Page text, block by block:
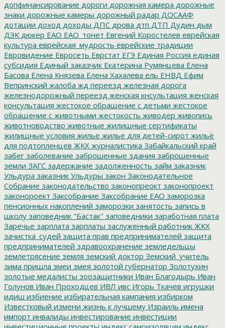
допфинансирование дороги дорожная камера дорожные
знаки дорожные камеры дорожный радар ДОСААФ
дотации доход доходы ДПС дрова дтп ДТП Дудин дым
ДЭК дюкер ЕАО ЕАО_тонет Евгений Коростелев еврейская
культура еврейская_мудрость еврейские традиции
Евровидение Евросеть Еврстат ЕГЭ Единая Россия единая
субсидия Единый заказчик Екатерина Румянцева Елена
Басова Елена Князева Елена Хахалева ель ЕНВД Ефим
Вепринский жалоба жд переезд железная дорога
железнодорожный переезд женская кнсультация женская
консультация жестокое обращение с детьми жестокое
обращение с животными жестокость живодер живопись
животноводство животные жилищные сертификаты
жилищные условия жилье жилье для детей-сирот жильё
для подтопленцев ЖКХ журналистика Забайкальский край
забег заболевание заброшенные здания заброшенные
земли ЗАГС задержание задолженность займ заказник
Ульдура заказник Ульдуры закон Законодательное
Собрание законодательство законопреокт законопроект
законороект Заксобрание Заксобрание ЕАО заморозка
пенсионных накоплений заморозки занятость запись в
школу заповедник "Бастак" заповедники заработная плата
Заречье зарплата зарплаты заслуженный работник ЖКХ
зачистка_судей защита прав предпринимателей защита
предпринимателей здравоохранение земледельцы
землетрясение земля земский доктор Земский_учитель
зима пришла змеи змея золотой губернатор Золотухин
золотые медалисты зоозащитники Иван Благодырь Иван
Голунов Иван Проходцев ИВЛ ивс Игорь Ткачев игрушки
идиш избиение избирательная кампания избирком
Известковый измени жизнь к лучшему Израиль имена
импорт инвалиды инвестирование инвестиции